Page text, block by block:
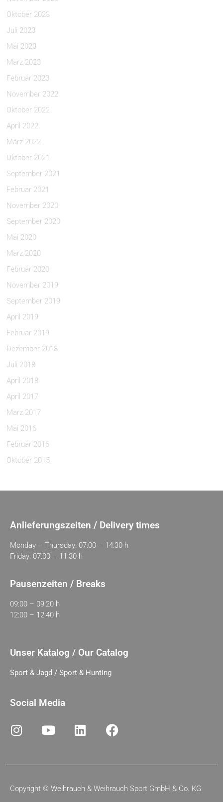
Oktober 2023
Juli 2023
Mai 2023
März 2023
Februar 2023
November 2022
Oktober 2022
April 2022
März 2022
Oktober 2021
September 2021
Februar 2021
November 2020
September 2020
Mai 2020
März 2020
Februar 2020
November 2019
September 2019
April 2019
Februar 2019
Dezember 2018
Juli 2018
April 2018
April 2017
März 2017
Mai 2016
Februar 2016
Oktober 2015
Anlieferungszeiten / Delivery times
Monday – Thursday: 07:00 – 14:30 h
Friday: 07:00 – 11:30 h
Pausenzeiten / Breaks
09:00 – 09:20 h
12:00 – 12:40 h
Unser Katalog / Our Catalog
Sport & Jagd / Sport & Hunting
Social Media
Copyright © Weihrauch & Weihrauch Sport GmbH & Co. KG